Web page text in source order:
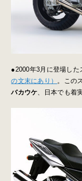
●2000年3月に登場した
の文末にあり）
。この
バカウケ 、日本でも着